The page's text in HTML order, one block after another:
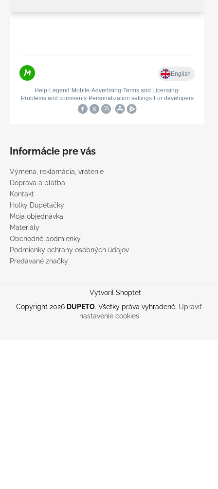
Informácie pre vás
Výmena, reklamácia, vrátenie
Doprava a platba
Kontakt
Holky Dupeťačky
Moja objednávka
Materiály
Obchodné podmienky
Podmienky ochrany osobných údajov
Predávané značky
Vytvoril Shoptet
Copyright 2026 DUPETO. Všetky práva vyhradené. Upraviť
nastavenie cookies